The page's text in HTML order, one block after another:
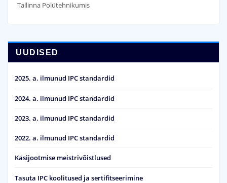
Tallinna Polütehnikumis
UUDISED
2025. a. ilmunud IPC standardid
2024. a. ilmunud IPC standardid
2023. a. ilmunud IPC standardid
2022. a. ilmunud IPC standardid
Käsijootmise meistrivõistlused
Tasuta IPC koolitused ja sertifitseerimine